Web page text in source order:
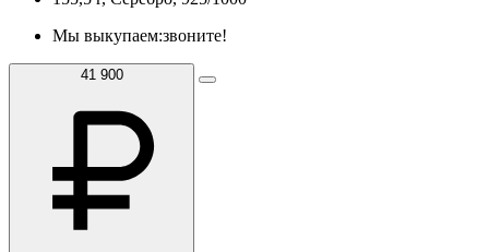
Мы выкупаем:звоните!
41 900